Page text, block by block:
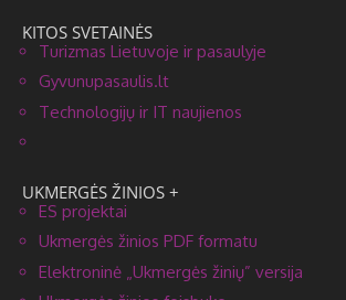
KITOS SVETAINĖS
Turizmas Lietuvoje ir pasaulyje
Gyvunupasaulis.lt
Technologijų ir IT naujienos
UKMERGĖS ŽINIOS +
ES projektai
Ukmergės žinios PDF formatu
Elektroninė „Ukmergės žinių” versija